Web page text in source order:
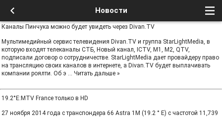
Новости
Каналы Пинчука можно будет увидеть через Divan.TV
Мультимедийный сервис телевидения Divan.TV и группа StarLightMedia, в
которую входят телеканалы СТБ, Новый канал, ICTV, M1, M2, QTV,
подписали договор о сотрудничестве. StarLightMedia дает провайдеру право
на трансляцию своих каналов в интернете, а Divan.TV будет выплачивать
компании роялти. Об э ... Читать дальше »
19.2°E:MTV France только в HD
27 ноября 2014 года с транспондера 66 Astra 1M (19.2 ° E) с частотой 11,739